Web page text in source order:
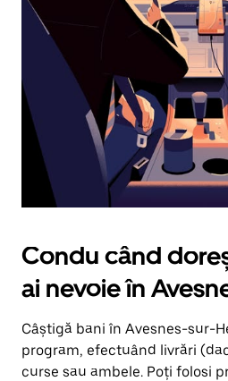
în
jos.
Închide
calendarul
apăsând
pe
butonul
Escape.
Condu când
ai nevoie în
Câștigă bani în Avesnes-sur-
program, efectuând livrări
curse sau ambele. Poți folosi